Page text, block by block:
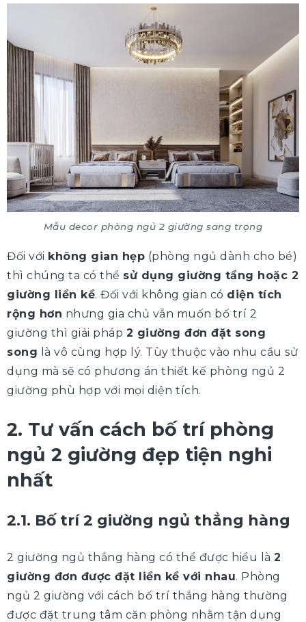
Mẫu decor phòng ngủ 2 giường sang trọng
Đối với không gian hẹp (phòng ngủ dành cho bé)
thì chúng ta có thể sử dụng giường tầng hoặc 2
giường liền kề. Đối với không gian có diện tích
rộng hơn nhưng gia chủ vẫn muốn bố trí 2
giường thì giải pháp 2 giường đơn đặt song
song là vô cùng hợp lý. Tùy thuộc vào nhu cầu sử
dụng mà sẽ có phương án thiết kế phòng ngủ 2
giường phù hợp với mọi diện tích.
2. Tư vấn cách bố trí phòng
ngủ 2 giường đẹp tiện nghi
nhất
2.1. Bố trí 2 giường ngủ thẳng hàng
2 giường ngủ thẳng hàng có thể được hiểu là 2
giường đơn được đặt liền kề với nhau. Phòng
ngủ 2 giường với cách bố trí thẳng hàng thường
được đặt trung tâm căn phòng nhằm tận dụng